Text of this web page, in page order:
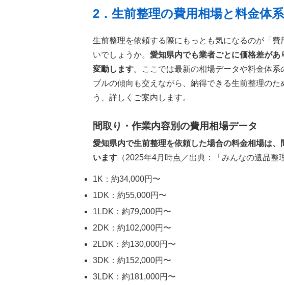
2．生前整理の費用相場と料金体系
生前整理を依頼する際にもっとも気になるのが「
いでしょうか。 愛知県内でも業者ごとに価格差があ
変動します。ここでは最新の相場データや料金体
ブルの傾向も交えながら、納得できる生前整理の
う、詳しくご案内します。
間取り・作業内容別の費用相場データ
愛知県内で生前整理を依頼した場合の料金相場は
います （2025年4月時点／出典：「みんなの遺品整
1K：約34,000円〜
1DK：約55,000円〜
1LDK：約79,000円〜
2DK：約102,000円〜
2LDK：約130,000円〜
3DK：約152,000円〜
3LDK：約181,000円〜